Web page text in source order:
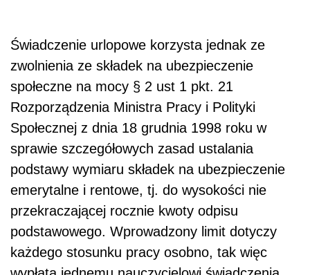
Świadczenie urlopowe korzysta jednak ze
zwolnienia ze składek na ubezpieczenie
społeczne na mocy § 2 ust 1 pkt. 21
Rozporządzenia Ministra Pracy i Polityki
Społecznej z dnia 18 grudnia 1998 roku w
sprawie szczegółowych zasad ustalania
podstawy wymiaru składek na ubezpieczenie
emerytalne i rentowe, tj. do wysokości nie
przekraczającej rocznie kwoty odpisu
podstawowego. Wprowadzony limit dotyczy
każdego stosunku pracy osobno, tak więc